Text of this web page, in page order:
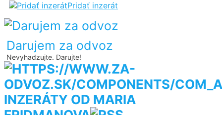
Pridať inzerát
Darujem za odvoz
Nevyhadzujte. Darujte!
INZERÁTY OD MARIA